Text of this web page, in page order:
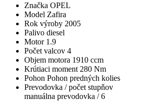
Značka OPEL
Model Zafira
Rok výroby 2005
Palivo diesel
Motor 1.9
Počet valcov 4
Objem motora 1910 ccm
Krútiaci moment 280 Nm
Pohon Pohon predných kolies
Prevodovka / počet stupňov
manuálna prevodovka / 6